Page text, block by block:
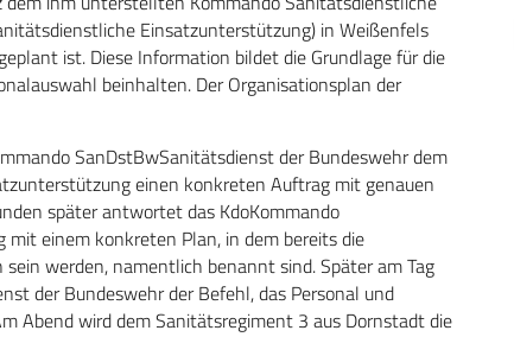
Einsatzunterstützung) in Weißenfels
ist. Diese Information bildet die Grundlage für die
beinhalten. Der Organisationsplan der
SanDstBwSanitätsdienst der Bundeswehr dem
einen konkreten Auftrag mit genauen
später antwortet das KdoKommando
einem konkreten Plan, in dem bereits die
werden, namentlich benannt sind. Später am Tag
der Bundeswehr der Befehl, das Personal und
Abend wird dem Sanitätsregiment 3 aus Dornstadt die